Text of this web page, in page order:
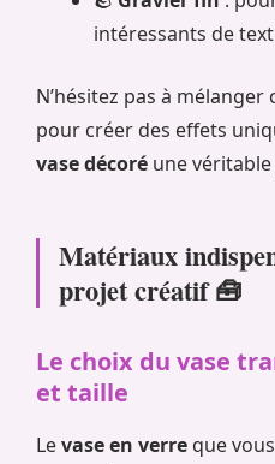
intéressants de
N’hésitez pas à
pour créer des effets
vase décoré une véritable
Matériaux
projet créatif 🧰
Le choix du vase
et taille
Levase en verre que